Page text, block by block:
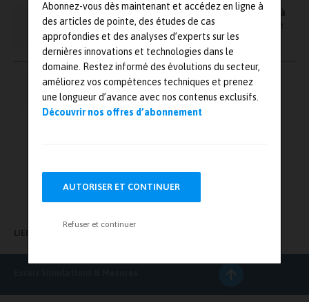
Abonnez-vous dès maintenant et accédez en ligne à
des articles de pointe, des études de cas
approfondies et des analyses d’experts sur les
dernières innovations et technologies dans le
domaine. Restez informé des évolutions du secteur,
améliorez vos compétences techniques et prenez
une longueur d’avance avec nos contenus exclusifs.
Découvrir nos offres d’abonnement
AUTORISER ET CONTINUER
Refuser et continuer
DataMan 500 de Cognex : un lecteur à codes à
barres capable de lire 1 000 images / seconde
Pagination
publications
← 1 … 82 83 84
LIENS UTILES